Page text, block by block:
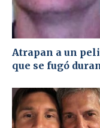
Atrapan a un
que se fugó